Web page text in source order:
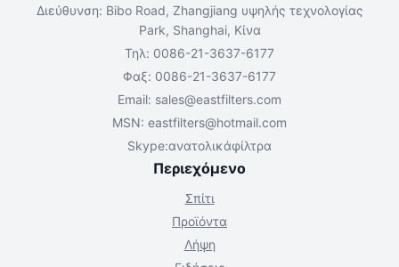
Διεύθυνση: Bibo Road, Zhangjiang υψηλής τεχνολογίας
Park, Shanghai, Κίνα
Τηλ: 0086-21-3637-6177
Φαξ: 0086-21-3637-6177
Email: sales@eastfilters.com
MSN: eastfilters@hotmail.com
Skype:ανατολικάφίλτρα
Περιεχόμενο
Σπίτι
Προϊόντα
Λήψη